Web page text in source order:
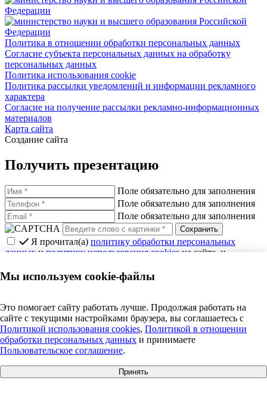
Политика в отношении обработки персональных данных
Согласие субъекта персональных данных на обработку
персональных данных
Политика использования cookie
Политика рассылки уведомлений и информации рекламного
характера
Согласие на получение рассылки рекламно-информационных
материалов
Карта сайта
Создание сайта
Получить презентацию
Поле обязательно для заполнения
Поле обязательно для заполнения
Поле обязательно для заполнения
Я прочитал(а) политику обработки персональных
данных и политику использования cookies на сайте, и
Выражаюсогласиеполучать e-mail рассылки с
новостями, акциями, полезными статьями, с
Нужна помощь?
Поможем с выбором
Поле обязательно для заполнения
Поле обязательно для заполнения
Мы используем cookie-файлы
Это помогает сайту работать лучше. Продолжая работать на
сайте с текущими настройками браузера, вы соглашаетесь c
Политикой использования cookies, Политикой в отношении
обработки персональных данных и принимаете
Пользовательское соглашение.
Принять